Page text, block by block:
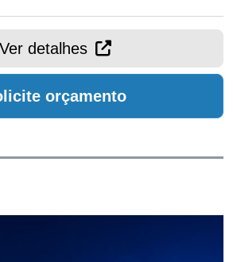
Ver detalhes
orçamento